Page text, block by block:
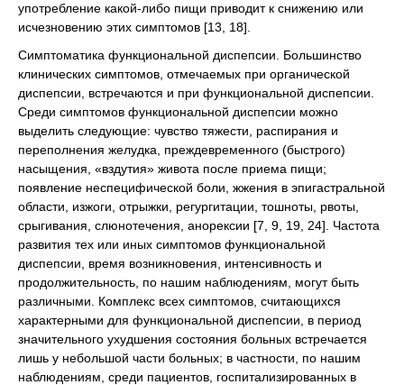
употребление какой-либо пищи приводит к снижению или
исчезновению этих симптомов [13, 18].
Симптоматика функциональной диспепсии. Большинство
клинических симптомов, отмечаемых при органической
диспепсии, встречаются и при функциональной диспепсии.
Среди симптомов функциональной диспепсии можно
выделить следующие: чувство тяжести, распирания и
переполнения желудка, преждевременного (быстрого)
насыщения, «вздутия» живота после приема пищи;
появление неспецифической боли, жжения в эпигастральной
области, изжоги, отрыжки, регургитации, тошноты, рвоты,
срыгивания, слюнотечения, анорексии [7, 9, 19, 24]. Частота
развития тех или иных симптомов функциональной
диспепсии, время возникновения, интенсивность и
продолжительность, по нашим наблюдениям, могут быть
различными. Комплекс всех симптомов, считающихся
характерными для функциональной диспепсии, в период
значительного ухудшения состояния больных встречается
лишь у небольшой части больных; в частности, по нашим
наблюдениям, среди пациентов, госпитализированных в